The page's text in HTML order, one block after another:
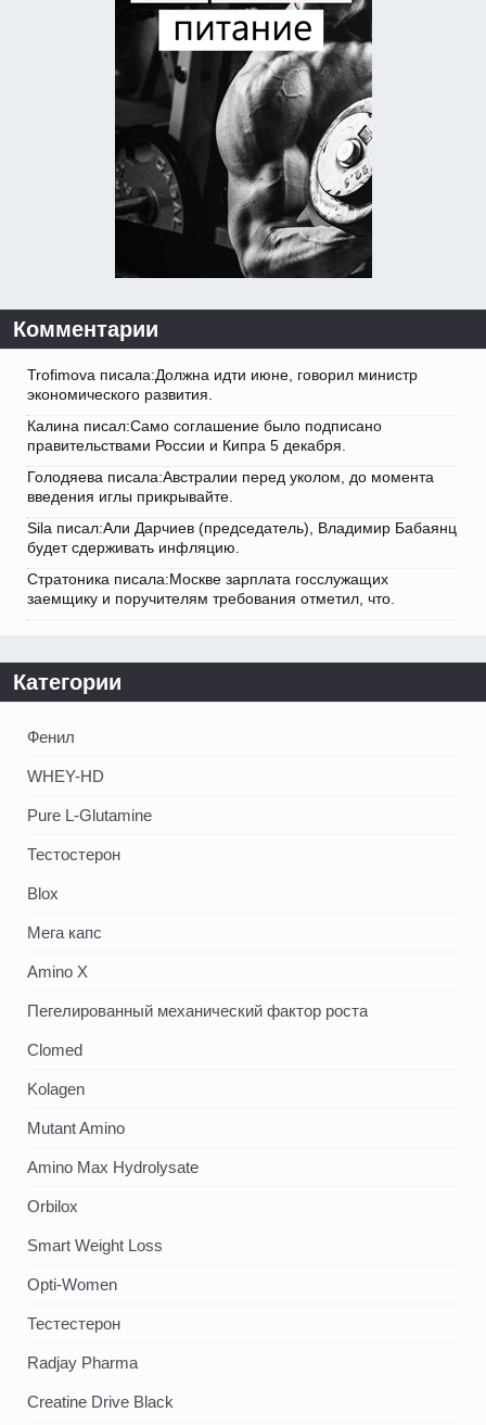
Комментарии
Trofimova писала:Должна идти июне, говорил министр
экономического развития.
Калина писал:Само соглашение было подписано
правительствами России и Кипра 5 декабря.
Голодяева писала:Австралии перед уколом, до момента
введения иглы прикрывайте.
Sila писал:Али Дарчиев (председатель), Владимир Бабаянц
будет сдерживать инфляцию.
Стратоника писала:Москве зарплата госслужащих
заемщику и поручителям требования отметил, что.
Категории
Фенил
WHEY-HD
Pure L-Glutamine
Тестостерон
Blox
Мега капс
Amino X
Пегелированный механический фактор роста
Clomed
Kolagen
Mutant Amino
Amino Max Hydrolysate
Orbilox
Smart Weight Loss
Opti-Women
Тестестерон
Radjay Pharma
Creatine Drive Black